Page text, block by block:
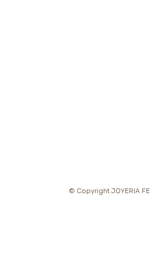
© Copyright JOYERIA